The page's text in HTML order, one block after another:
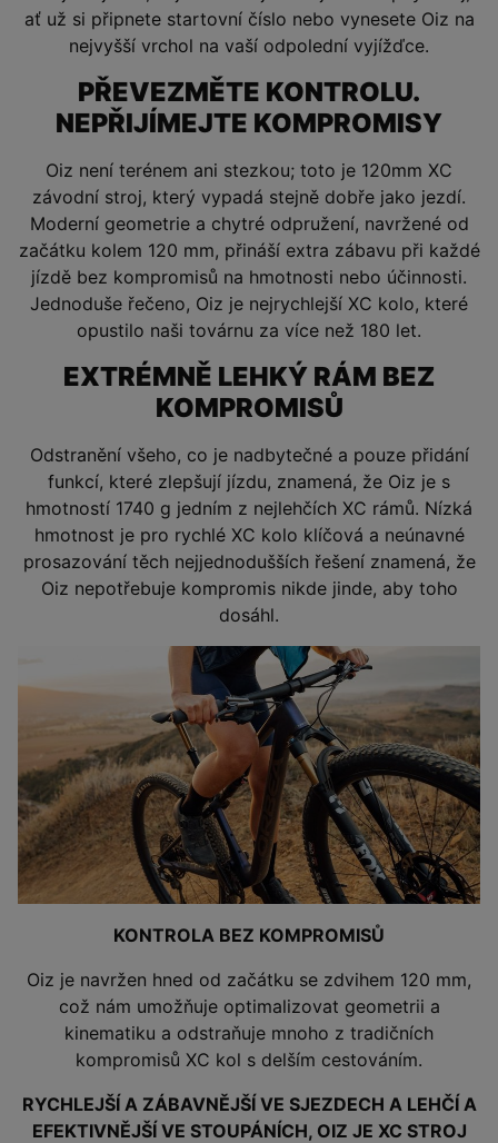
ať už si připnete startovní číslo nebo vynesete Oiz na
nejvyšší vrchol na vaší odpolední vyjížďce.
PŘEVEZMĚTE KONTROLU.
NEPŘIJÍMEJTE KOMPROMISY
Oiz není terénem ani stezkou; toto je 120mm XC
závodní stroj, který vypadá stejně dobře jako jezdí.
Moderní geometrie a chytré odpružení, navržené od
začátku kolem 120 mm, přináší extra zábavu při každé
jízdě bez kompromisů na hmotnosti nebo účinnosti.
Jednoduše řečeno, Oiz je nejrychlejší XC kolo, které
opustilo naši továrnu za více než 180 let.
EXTRÉMNĚ LEHKÝ RÁM BEZ
KOMPROMISŮ
Odstranění všeho, co je nadbytečné a pouze přidání
funkcí, které zlepšují jízdu, znamená, že Oiz je s
hmotností 1740 g jedním z nejlehčích XC rámů. Nízká
hmotnost je pro rychlé XC kolo klíčová a neúnavné
prosazování těch nejjednodušších řešení znamená, že
Oiz nepotřebuje kompromis nikde jinde, aby toho
dosáhl.
KONTROLA BEZ KOMPROMISŮ
Oiz je navržen hned od začátku se zdvihem 120 mm,
což nám umožňuje optimalizovat geometrii a
kinematiku a odstraňuje mnoho z tradičních
kompromisů XC kol s delším cestováním.
RYCHLEJŠÍ A ZÁBAVNĚJŠÍ VE SJEZDECH A LEHČÍ A
EFEKTIVNĚJŠÍ VE STOUPÁNÍCH, OIZ JE XC STROJ